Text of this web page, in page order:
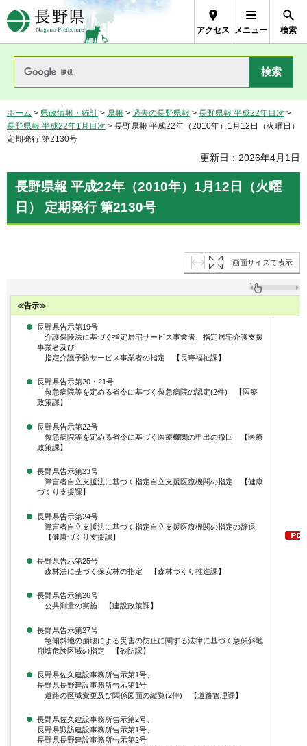
長野県Nagano Prefecture
アクセス メニュー 検索
ホーム > 県政情報・統計 > 県報 > 過去の長野県報 > 長野県報 平成22年目次 >
長野県報 平成22年1月目次 > 長野県報 平成22年（2010年）1月12日（火曜日）
定期発行 第2130号
更新日：2026年4月1日
長野県報 平成22年（2010年）1月12日（火曜
日） 定期発行 第2130号
画面サイズで表示
≪告示≫
長野県告示第19号
介護保険法に基づく指定居宅サービス事業者、指定居宅介護支援
事業者及び
指定介護予防サービス事業者の指定 【長寿福祉課】
長野県告示第20・21号
救急病院等を定める省令に基づく救急病院の認定(2件) 【医療
政策課】
長野県告示第22号
救急病院等を定める省令に基づく医療機関の申出の撤回 【医療
政策課】
長野県告示第23号
障害者自立支援法に基づく指定自立支援医療機関の指定 【健康
づくり支援課】
長野県告示第24号
障害者自立支援法に基づく指定自立支援医療機関の指定の辞退
【健康づくり支援課】
長野県告示第25号
森林法に基づく保安林の指定 【森林づくり推進課】
長野県告示第26号
公共測量の実施 【建設政策課】
長野県告示第27号
急傾斜地の崩壊による災害の防止に関する法律に基づく急傾斜地
崩壊危険区域の指定 【砂防課】
長野県佐久建設事務所告示第1号、
長野県長野建設事務所告示第1号
道路の区域変更及び関係図面の縦覧(2件) 【道路管理課】
長野県佐久建設事務所告示第2号、
長野県諏訪建設事務所告示第1号、
長野県長野建設事務所告示第2号